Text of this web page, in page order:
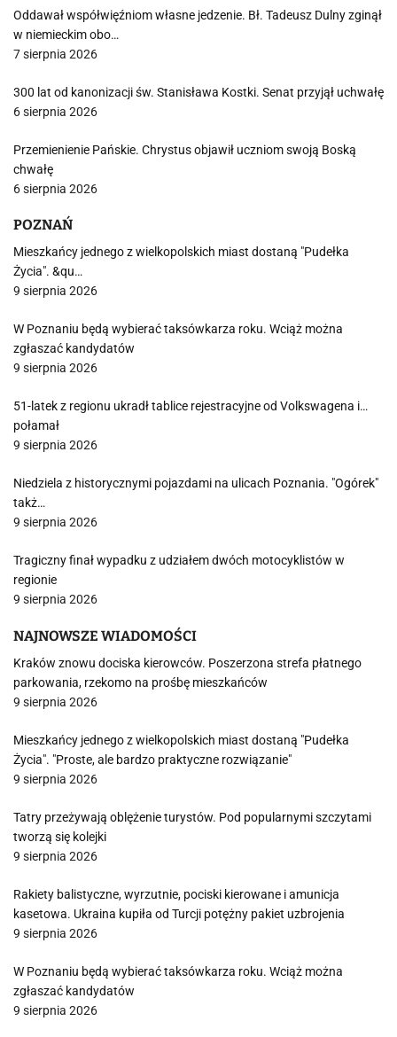
Oddawał współwięźniom własne jedzenie. Bł. Tadeusz Dulny zginął
w niemieckim obo…
7 sierpnia 2026
300 lat od kanonizacji św. Stanisława Kostki. Senat przyjął uchwałę
6 sierpnia 2026
Przemienienie Pańskie. Chrystus objawił uczniom swoją Boską
chwałę
6 sierpnia 2026
POZNAŃ
Mieszkańcy jednego z wielkopolskich miast dostaną "Pudełka
Życia". &qu…
9 sierpnia 2026
W Poznaniu będą wybierać taksówkarza roku. Wciąż można
zgłaszać kandydatów
9 sierpnia 2026
51-latek z regionu ukradł tablice rejestracyjne od Volkswagena i…
połamał
9 sierpnia 2026
Niedziela z historycznymi pojazdami na ulicach Poznania. "Ogórek"
takż…
9 sierpnia 2026
Tragiczny finał wypadku z udziałem dwóch motocyklistów w
regionie
9 sierpnia 2026
NAJNOWSZE WIADOMOŚCI
Kraków znowu dociska kierowców. Poszerzona strefa płatnego
parkowania, rzekomo na prośbę mieszkańców
9 sierpnia 2026
Mieszkańcy jednego z wielkopolskich miast dostaną "Pudełka
Życia". "Proste, ale bardzo praktyczne rozwiązanie"
9 sierpnia 2026
Tatry przeżywają oblężenie turystów. Pod popularnymi szczytami
tworzą się kolejki
9 sierpnia 2026
Rakiety balistyczne, wyrzutnie, pociski kierowane i amunicja
kasetowa. Ukraina kupiła od Turcji potężny pakiet uzbrojenia
9 sierpnia 2026
W Poznaniu będą wybierać taksówkarza roku. Wciąż można
zgłaszać kandydatów
9 sierpnia 2026